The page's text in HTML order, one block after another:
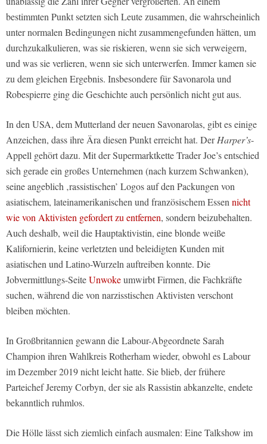
bestimmten Punkt setzten sich Leute zusammen, die wahrscheinlich
unter normalen Bedingungen nicht zusammengefunden hätten, um
durchzukalkulieren, was sie riskieren, wenn sie sich verweigern,
und was sie verlieren, wenn sie sich unterwerfen. Immer kamen sie
zu dem gleichen Ergebnis. Insbesondere für Savonarola und
Robespierre ging die Geschichte auch persönlich nicht gut aus.
In den USA, dem Mutterland der neuen Savonarolas, gibt es einige
Anzeichen, dass ihre Ära diesen Punkt erreicht hat. DerHarper’s-
Appell gehört dazu. Mit der Supermarktkette Trader Joe’s entschied
sich gerade ein großes Unternehmen (nach kurzem Schwanken),
seine angeblich ‚rassistischen’ Logos auf den Packungen von
asiatischem, lateinamerikanischen und französischem Essennicht
wie von Aktivisten gefordert zu entfernen, sondern beizubehalten.
Auch deshalb, weil die Hauptaktivistin, eine blonde weiße
Kalifornierin, keine verletzten und beleidigten Kunden mit
asiatischen und Latino-Wurzeln auftreiben konnte. Die
Jobvermittlungs-SeiteUnwokeumwirbt Firmen, die Fachkräfte
suchen, während die von narzisstischen Aktivisten verschont
bleiben möchten.
In Großbritannien gewann die Labour-Abgeordnete Sarah
Champion ihren Wahlkreis Rotherham wieder, obwohl es Labour
im Dezember 2019 nicht leicht hatte. Sie blieb, der frühere
Parteichef Jeremy Corbyn, der sie als Rassistin abkanzelte, endete
bekanntlich ruhmlos.
Die Hölle lässt sich ziemlich einfach ausmalen: Eine Talkshow im